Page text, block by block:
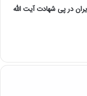
در پی شهادت آیت الله